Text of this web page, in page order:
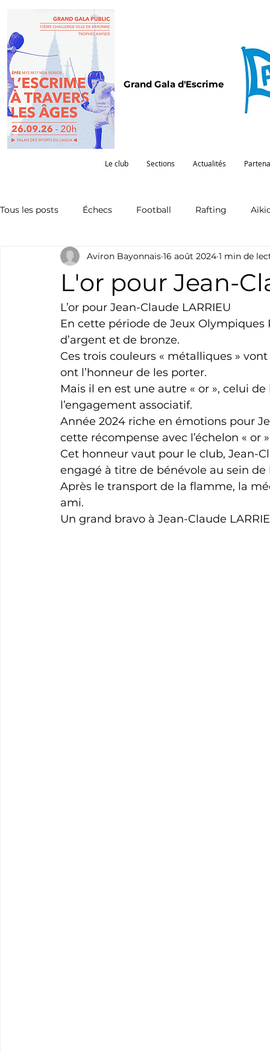
Grand Gala d'Escrime
Le club Sections Actualités
Tous les posts Échecs Football Rafting
Omnisports Partenariat Pelote Pentathlon
Natation Tennis Triathlon
Cyclotourisme Surf Basket
L'or pour Jean-
Aviron Bayonnais 16 août 2024 1 min de
L’or pour Jean-Claude LARRIEU
En cette période de Jeux Olympiques
d’argent et de bronze.
Ces trois couleurs « métalliques »
ont l’honneur de les porter.
Mais il en est une autre « or », celui
l’engagement associatif.
Année 2024 riche en émotions pour
cette récompense avec l’échelon «
Cet honneur vaut pour le club, Jean-
engagé à titre de bénévole au sein de
Après le transport de la flamme, la
ami.
Un grand bravo à Jean-Claude